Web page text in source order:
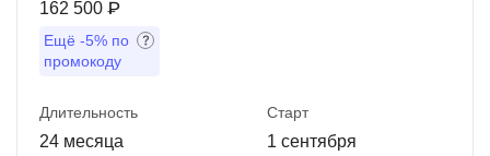
162 500 ₽
Ещё -5% по
промокоду
Длительность
24 месяца
Старт
1 сентября